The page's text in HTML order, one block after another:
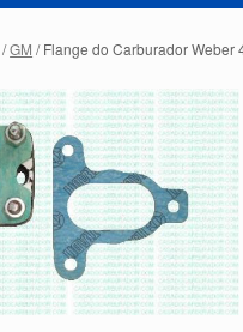
/GM / Flange do Carburador Weber